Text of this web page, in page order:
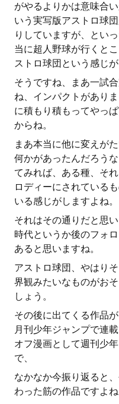
がやるよりかは意味合
いう実写版アストロ球
りしていますが、とい
当に超人野球が行くと
ストロ球団という感じが
そうですね、まあ一試
ね、インパクトがあり
に積もり積もってやっ
からね。
まあ本当に他に変えが
何かがあったんだろう
てみれば、ある種、そ
ロディーにされている
いる感じがしますよね。
それはその通りだと思
時代というか後のフォ
あると思いますね。
アストロ球団、やはり
界観みたいなものがお
しょう。
その後に出てくる作品
月刊少年ジャンプで連
オフ漫画として週刊少
で、
なかなか今振り返ると
わった筋の作品ですよね